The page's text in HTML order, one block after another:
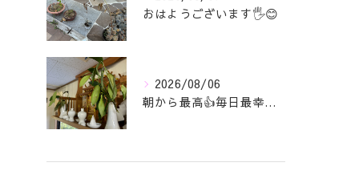
おはようございます🖐️😊
2026/08/06
朝から最高👍毎日最幸の😁マツジン社長でございます🤗